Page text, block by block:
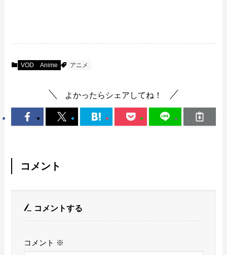
VOD Anime アニメ
よかったらシェアしてね！
コメント
コメントする
コメント ※